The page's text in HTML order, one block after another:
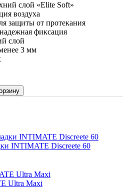
слой «Elite Soft»
воздуха
защиты от протекания
фиксация
слой
3 мм
INTIMATE Discreete 60
Ultra Maxi